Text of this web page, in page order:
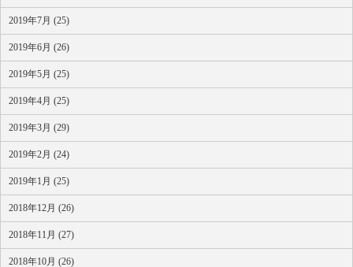
2019年7月 (25)
2019年6月 (26)
2019年5月 (25)
2019年4月 (25)
2019年3月 (29)
2019年2月 (24)
2019年1月 (25)
2018年12月 (26)
2018年11月 (27)
2018年10月 (26)